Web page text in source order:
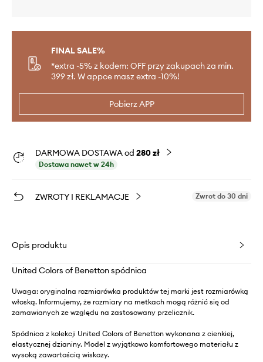
FINAL SALE%
*extra -5% z kodem: OFF przy zakupach za min.
399 zł. W appce masz extra -10%!
Pobierz APP
DARMOWA DOSTAWA od 280 zł
Dostawa nawet w 24h
ZWROTY I REKLAMACJE Zwrot do 30 dni
Opis produktu
United Colors of Benetton spódnica
Uwaga: oryginalna rozmiarówka produktów tej marki jest rozmiarówką
włoską. Informujemy, że rozmiary na metkach mogą różnić się od
zamawianych ze względu na zastosowany przelicznik.
Spódnica z kolekcji United Colors of Benetton wykonana z cienkiej,
elastycznej dzianiny. Model z wyjątkowo komfortowego materiału z
wysoką zawartością wiskozy.